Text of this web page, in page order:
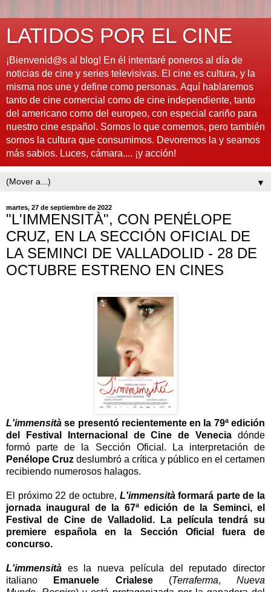
LATIDOS POR EL CINE
¡Bienvenid@s al blog! En él intentaré poneros al día de
noticias de cine y series televisivas. El cine es cultura, y la
misma nos une y define como personas. Aquí hablaremos
tanto de cine comercial como de cine independiente, tanto
del americano como del europeo, con especial cariño para
nuestro cine español. Somos lo que comemos, pero también
somos la cultura que consumimos. Devoremos la y seamos
más sabios. Luces, cámara.... ¡y acción!
▼
martes, 27 de septiembre de 2022
"L'IMMENSITÀ", CON PENÉLOPE
CRUZ, EN LA SECCIÓN OFICIAL DE
LA SEMINCI DE VALLADOLID - 28 DE
OCTUBRE ESTRENO EN CINES
L'immensitàse presentó recientemente en la 79ª edición
del Festival Internacional de Cine de Venecia dónde
formó parte de la Sección Oficial. La interpretación de
Penélope Cruz deslumbró a crítica y público en el certamen
recibiendo numerosos halagos.
El próximo 22 de octubre, L'immensitàformará parte de la
jornada inaugural de la 67ª edición de la Seminci, el
Festival de Cine de Valladolid. La película tendrá su
premiere española en la Sección Oficial fuera de
concurso.
L'immensità es la nueva película del reputado director
italiano
Emanuele Crialese(Terraferma, Nueva